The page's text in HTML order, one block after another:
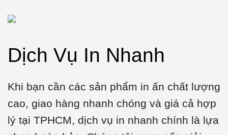
Dịch Vụ In Nhanh
Khi bạn cần các sản phẩm in ấn chất lượng
cao, giao hàng nhanh chóng và giá cả hợp
lý tại TPHCM, dịch vụ in nhanh chính là lựa